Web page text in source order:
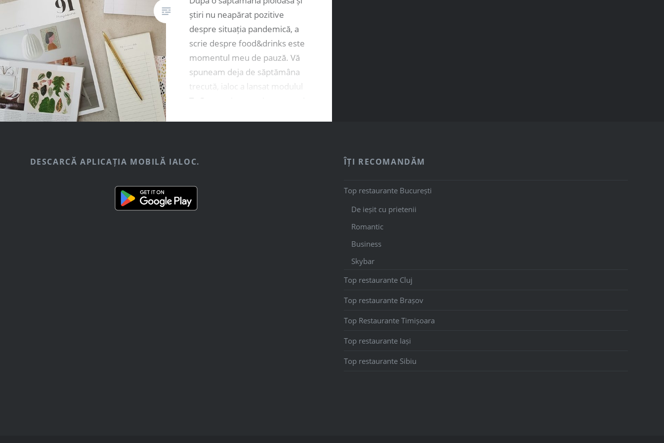
știri nu neapărat pozitive
despre situația pandemică, a
scrie despre food&drinks este
momentul meu de pauză. Vă
spuneam deja de săptămâna
trecută, ialoc a lansat modulul
ToGo – opțiunea prin care poți
comanzi prin ToGo, este…
DESCARCĂ APLICAȚIA MOBILĂ IALOC. ÎȚI RECOMANDĂM
Top restaurante București
De ieșit cu prietenii
Romantic
Business
Skybar
Top restaurante Cluj
Top restaurante Brașov
Top Restaurante Timișoara
Top restaurante Iași
Top restaurante Sibiu